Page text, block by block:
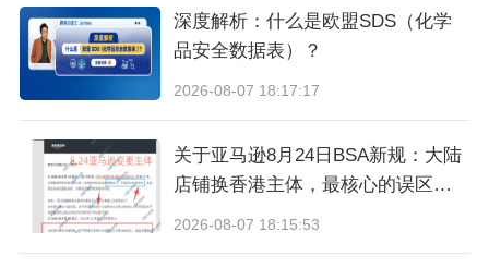
深度解析：什么是欧盟SDS（化学
品安全数据表）？
2026-08-07 18:17:17
关于亚马逊8月24日BSA新规：大陆
店铺换香港主体，最核心的误区与
真相
2026-08-07 18:15:53